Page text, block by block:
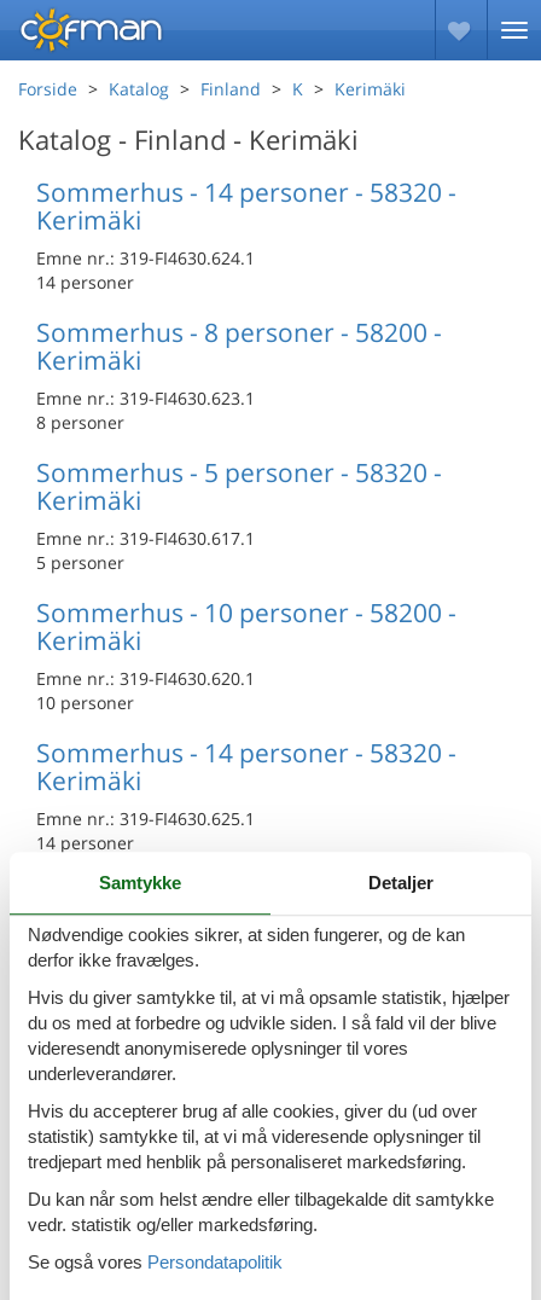
Forside Katalog Finland K Kerimäki
Katalog - Finland - Kerimäki
Sommerhus - 14 personer - 58320 -
Kerimäki
Emne nr.: 319-FI4630.624.1
14 personer
Sommerhus - 8 personer - 58200 -
Kerimäki
Emne nr.: 319-FI4630.623.1
8 personer
Sommerhus - 5 personer - 58320 -
Kerimäki
Emne nr.: 319-FI4630.617.1
5 personer
Sommerhus - 10 personer - 58200 -
Kerimäki
Emne nr.: 319-FI4630.620.1
10 personer
Sommerhus - 14 personer - 58320 -
Kerimäki
Emne nr.: 319-FI4630.625.1
14 personer
Sommerhus - 8 personer - 58200 -
Kerimäki
Emne nr.:319-FI4630.611.1
Sommerhus - 8 personer - 58200 -
Kerimäki
Emne nr.:
319-FI4630.603.1
8 personer
Sommerhus - 4 personer - 58320 -
Kerimäki
Emne nr.:319-FI4630.622.1
4 personer
Samtykke Detaljer
Nødvendige cookies sikrer, at siden fungerer, og de kan
derfor ikke fravælges.
Hvis du giver samtykke til, at vi må opsamle statistik, hjælper
du os med at forbedre og udvikle siden. I så fald vil der blive
videresendt anonymiserede oplysninger til vores
underleverandører.
Hvis du accepterer brug af alle cookies, giver du (ud over
statistik) samtykke til, at vi må videresende oplysninger til
tredjepart med henblik på personaliseret markedsføring.
Du kan når som helst ændre eller tilbagekalde dit samtykke
vedr. statistik og/eller markedsføring.
Se også vores Persondatapolitik